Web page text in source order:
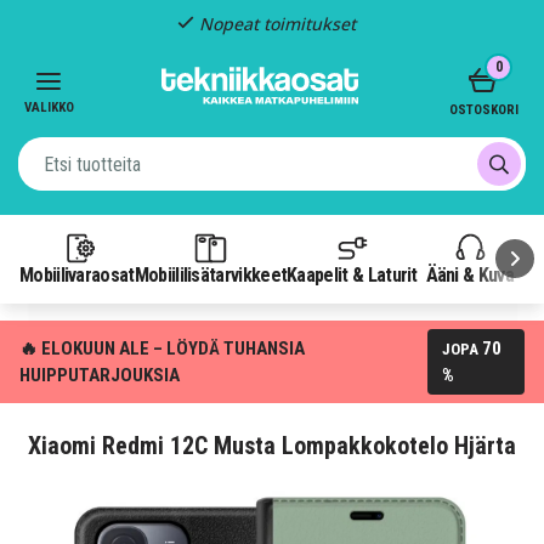
Nopeat toimitukset
VALIKKO
MobiilivaraosatMobiililisätarvikkeetKaapelit & Laturit Ääni & Kuva
0
OSTOSKORI
🔥 ELOKUUN ALE – LÖYDÄ TUHANSIA
HUIPPUTARJOUKSIA
JOPA 70
%
Xiaomi Redmi 12C Musta Lompakkokotelo Hjärta